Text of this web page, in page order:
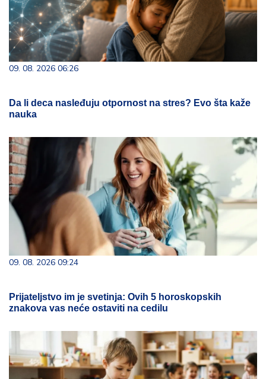
09. 08. 2026 06:26
Da li deca nasleđuju otpornost na stres? Evo šta kaže
nauka
09. 08. 2026 09:24
Prijateljstvo im je svetinja: Ovih 5 horoskopskih
znakova vas neće ostaviti na cedilu